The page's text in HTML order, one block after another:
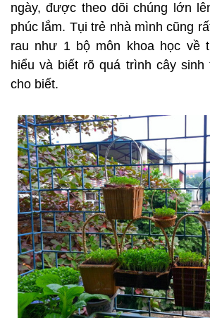
ngày, được theo dõi chúng lớn
phúc lắm. Tụi trẻ nhà mình cũng
rau như 1 bộ môn khoa học về
hiểu và biết rõ quá trình cây sinh
cho biết.